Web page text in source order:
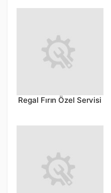
Regal Fırın Özel Servisi